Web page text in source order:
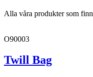
Alla våra produkter som
O90003
Twill Bag